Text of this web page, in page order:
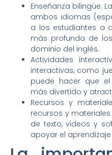
Enseñanza bilingüe:
ambos idiomas
a los estudiantes a
más profunda de
dominio del inglés.
Actividades
interactivas, como
puede hacer que
más divertido y
Recursos y
recursos y
de texto, videos y
apoyar el aprendizaje